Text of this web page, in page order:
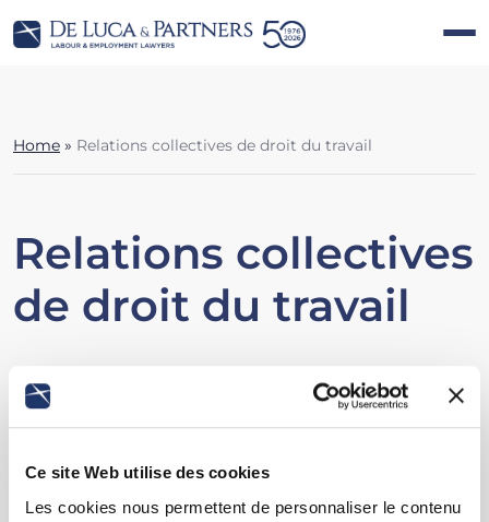
Ce site Web utilise des cookies
Les cookies nous permettent de personnaliser le contenu
Home » Relations collectives de droit du travail
Relations collectives
de droit du travail